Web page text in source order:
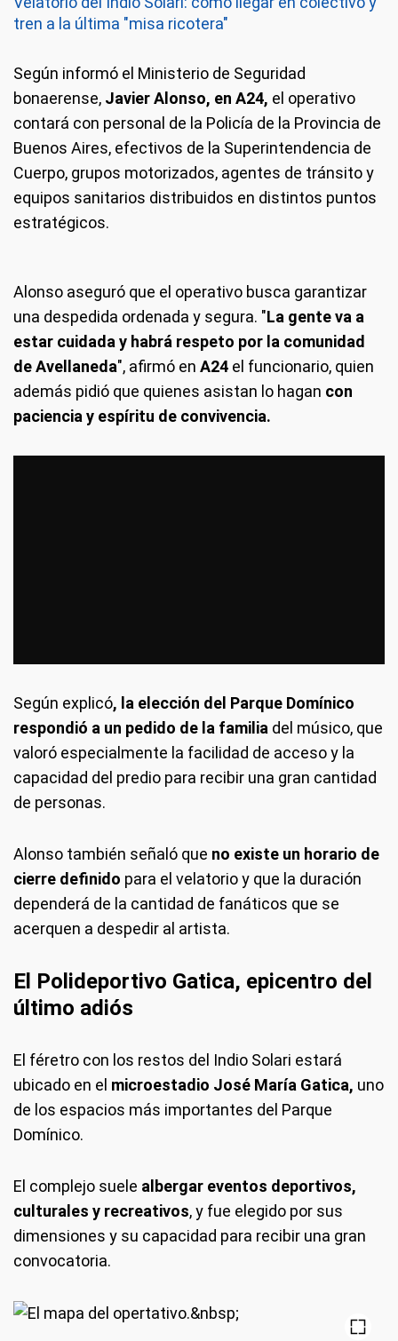
tren a la última "misa ricotera"
Según informó el Ministerio de Seguridad
bonaerense, Javier Alonso, en A24, el operativo
contará con personal de la Policía de la Provincia de
Buenos Aires, efectivos de la Superintendencia de
Cuerpo, grupos motorizados, agentes de tránsito y
equipos sanitarios distribuidos en distintos puntos
estratégicos.
Alonso aseguró que el operativo busca garantizar
una despedida ordenada y segura. "La gente va a
estar cuidada y habrá respeto por la comunidad
de Avellaneda", afirmó en A24 el funcionario, quien
además pidió que quienes asistan lo hagan con
paciencia y espíritu de convivencia.
Según explicó, la elección del Parque Domínico
respondió a un pedido de la familia del músico, que
valoró especialmente la facilidad de acceso y la
capacidad del predio para recibir una gran cantidad
de personas.
Alonso también señaló que no existe un horario de
cierre definido para el velatorio y que la duración
dependerá de la cantidad de fanáticos que se
acerquen a despedir al artista.
El Polideportivo Gatica, epicentro del
último adiós
El féretro con los restos del Indio Solari estará
ubicado en el microestadio José María Gatica, uno
de los espacios más importantes del Parque
Domínico.
El complejo suele albergar eventos deportivos,
culturales y recreativos, y fue elegido por sus
dimensiones y su capacidad para recibir una gran
convocatoria.